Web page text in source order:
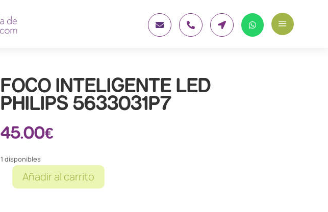
    a
FOCO INTELIGENTE LED
PHILIPS 5633031P7
45.00€
1 disponibles
FOCO
Añadir al carrito